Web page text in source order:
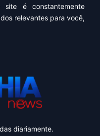
site é constantemente
relevantes para você,
diariamente.